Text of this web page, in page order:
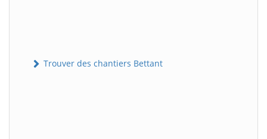
Trouver des chantiers Bettant